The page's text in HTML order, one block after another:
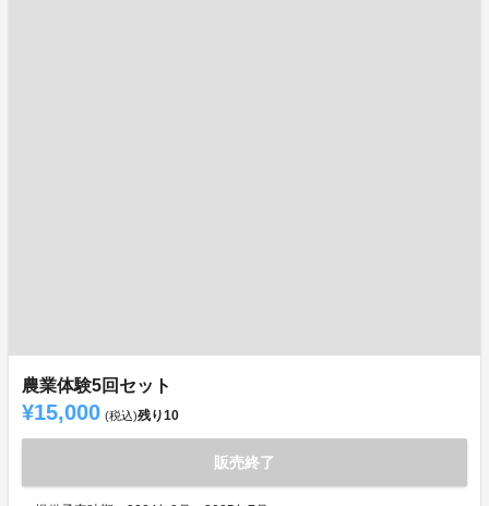
農業体験5回セット
¥15,000 (税込)残り10
販売終了